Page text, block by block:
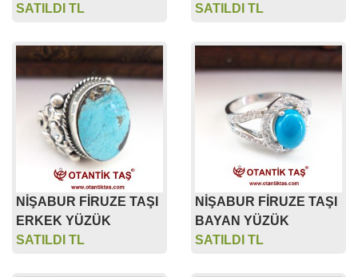
SATILDI TL
SATILDI TL
NİŞABUR FİRUZE TAŞI
ERKEK YÜZÜK
SATILDI TL
NİŞABUR FİRUZE TAŞI
BAYAN YÜZÜK
SATILDI TL